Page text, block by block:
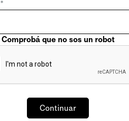
*
Comprobá que no sos un robot